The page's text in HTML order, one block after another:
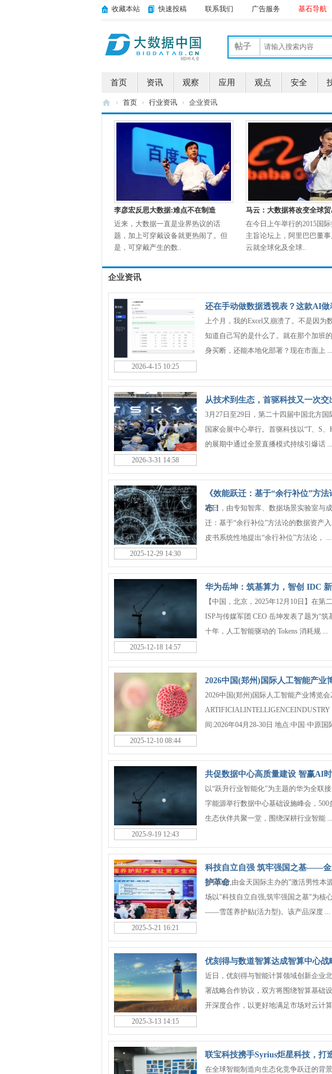
收藏本站 快速投稿 联系我们 广告服务 基石导航
帖子
首页 资讯 观察 应用 观点 安全
› 首页 › 行业资讯 › 企业资讯
李彦宏反思大数据:难点不在制造
近来，大数据一直是业界热议的话
题，加上可穿戴设备就更热闹了。但
是，可穿戴产生的数..
马云：大数据将改变全球
在今日上午举行的2015国
主旨论坛上，阿里巴巴董
云就全球化及全球..
企业资讯
2026-4-15 10:25
还在手动做数据透视表？这款AI
上个月，我的Excel又崩溃了。不是因为
知道自己写的是什么了。就在那个加班
身买断，还能本地化部署？现在市面上 ...
2026-3-31 14:58
从技术到生态，首驱科技又一次交
3月27日至29日，第二十四届中国北方
国家会展中心举行。首驱科技以“T、S
的展期中通过全景直播模式持续引爆话 ...
2025-12-29 14:30
《效能跃迁：基于“余行补位”方
布！
近日，由专知智库、数据场景实验室与
迁：基于“余行补位”方法论的数据资产
皮书系统性地提出“余行补位”方法论， ...
2025-12-18 14:57
华为岳坤：筑基算力，智创 IDC
【中国，北京，2025年12月10日】在第
ISP与传媒军团 CEO 岳坤发表了题为“
十年，人工智能驱动的 Tokens 消耗规 ...
2025-12-10 08:44
2026中国(郑州)国际人工智能产业
2026中国(郑州)国际人工智能产业博览
间:2026年04月28-30日 地点:中国·中原国
2025-9-19 12:43
共促数据中心高质量建设 智赢AI
以“跃升行业智能化”为主题的华为全联
字能源举行数据中心基础设施峰会，
生态伙伴共聚一堂，围绕深耕行业智能 ...
2025-5-21 16:21
科技自立自强 筑牢强国之基——金
护革命
5月20日,由金天国际主办的"激活男性本
场以"科技自立自强,筑牢强国之基"为核
——雪莲养护贴(活力型)。该产品深度 ...
2025-3-13 14:15
优刻得与数道智算达成智算中心战
近日，优刻得与智能计算领域创新企业
署战略合作协议，双方将围绕智算基础
开深度合作，以更好地满足市场对云计
联宝科技携手Syrius炬星科技，打
在全球智能制造向生态化竞争跃迁的背